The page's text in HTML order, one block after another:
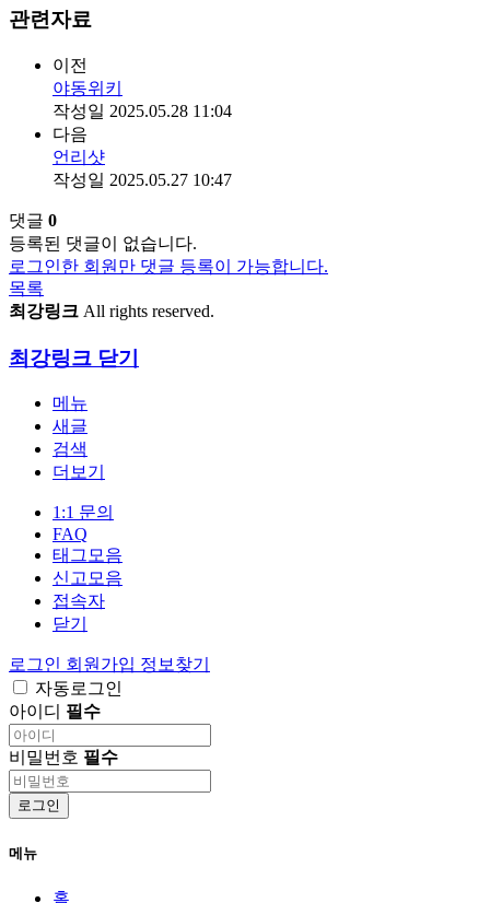
관련자료
이전
야동위키
작성일 2025.05.28 11:04
다음
언리샷
작성일 2025.05.27 10:47
댓글 0
등록된 댓글이 없습니다.
로그인한 회원만 댓글 등록이 가능합니다.
목록
최강링크 All rights reserved.
최강링크 닫기
메뉴
새글
검색
더보기
1:1 문의
FAQ
태그모음
신고모음
접속자
닫기
로그인 회원가입 정보찾기
자동로그인
아이디 필수
비밀번호 필수
로그인
메뉴
홈